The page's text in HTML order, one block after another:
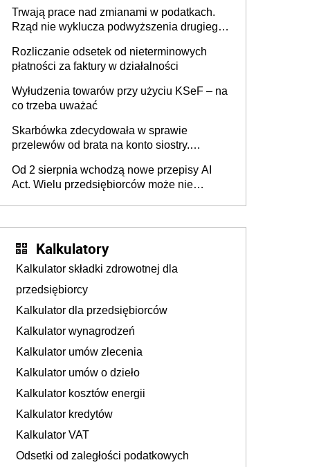
Trwają prace nad zmianami w podatkach.
Rząd nie wyklucza podwyższenia drugiego
Rozliczanie odsetek od nieterminowych
płatności za faktury w działalności
Wyłudzenia towarów przy użyciu KSeF – na
co trzeba uważać
Skarbówka zdecydowała w sprawie
przelewów od brata na konto siostry.
darowizna, ale podatku jednak nie będzie
Od 2 sierpnia wchodzą nowe przepisy AI
Act. Wielu przedsiębiorców może nie
Kalkulatory
Kalkulator składki zdrowotnej dla
przedsiębiorcy
Kalkulator dla przedsiębiorców
Kalkulator wynagrodzeń
Kalkulator umów zlecenia
Kalkulator umów o dzieło
Kalkulator kosztów energii
Kalkulator kredytów
Kalkulator VAT
Odsetki od zaległości podatkowych